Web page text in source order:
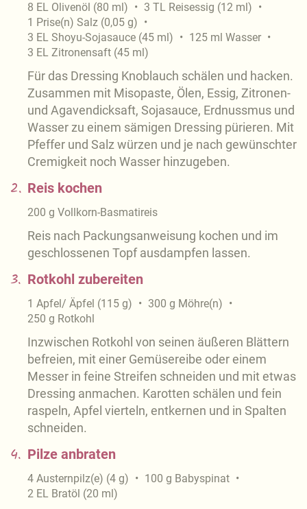
8 EL Olivenöl (80 ml) 3 TL Reisessig (12 ml)
1 Prise(n) Salz (0,05 g)
3 EL Shoyu-Sojasauce (45 ml) 125 ml Wasser
3 EL Zitronensaft (45 ml)
Für das Dressing Knoblauch schälen und hacken.
Zusammen mit Misopaste, Ölen, Essig, Zitronen-
und Agavendicksaft, Sojasauce, Erdnussmus und
Wasser zu einem sämigen Dressing pürieren. Mit
Pfeffer und Salz würzen und je nach gewünschter
Cremigkeit noch Wasser hinzugeben.
2. Reis kochen
200 g Vollkorn-Basmatireis
Reis nach Packungsanweisung kochen und im
geschlossenen Topf ausdampfen lassen.
3. Rotkohl zubereiten
1 Apfel/ Äpfel (115 g) 300 g Möhre(n)
250 g Rotkohl
Inzwischen Rotkohl von seinen äußeren Blättern
befreien, mit einer Gemüsereibe oder einem
Messer in feine Streifen schneiden und mit etwas
Dressing anmachen. Karotten schälen und fein
raspeln, Apfel vierteln, entkernen und in Spalten
schneiden.
4. Pilze anbraten
4 Austernpilz(e) (4 g) 100 g Babyspinat
2 EL Bratöl (20 ml)